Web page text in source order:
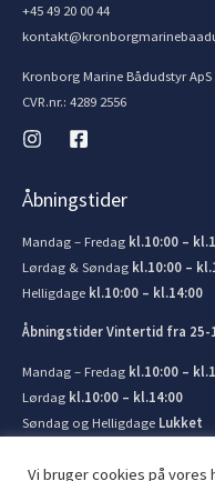
+45 49 20 00 44
Kronborg Marine Bådudstyr ApS
CVR.nr.: 4289 2556
Åbningstider
Mandag – Fredag kl.10:00 –
Lørdag & Søndag kl.10:00 –
Helligdage kl.10:00 – kl.14:00
Åbningstider Vintertid fra 25-
Mandag – Fredag kl.10:00 –
Lørdag kl.10:00 – kl.14:00
Søndag og Helligdage Lukket
Vi bruger cookies på vores